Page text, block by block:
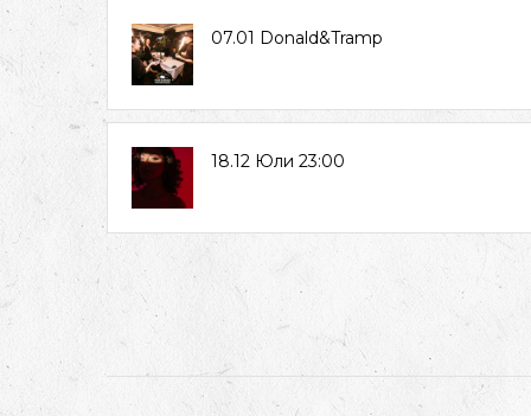
07.01 Donald&Tramp
18.12 Юли 23:00